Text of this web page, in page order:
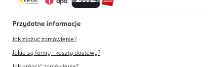
Przydatne informacje
Jak złożyć zamówienie?
Jakie są formy i koszty dostawy?